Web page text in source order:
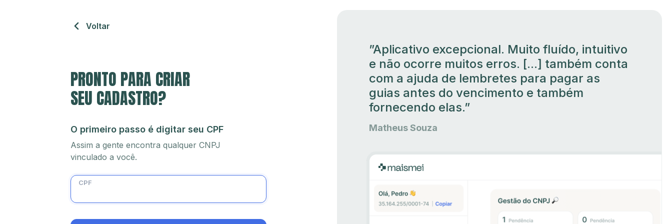
”Aplicativo excepcional. Muito fluído, intuitivo
e não ocorre muitos erros. [...] também conta
com a ajuda de lembretes para pagar as
guias antes do vencimento e também
fornecendo elas.”
Matheus Souza
Voltar
PRONTO PARA CRIAR
SEU CADASTRO?
O primeiro passo é digitar seu CPF
Assim a gente encontra qualquer CNPJ
vinculado a você.
CPF